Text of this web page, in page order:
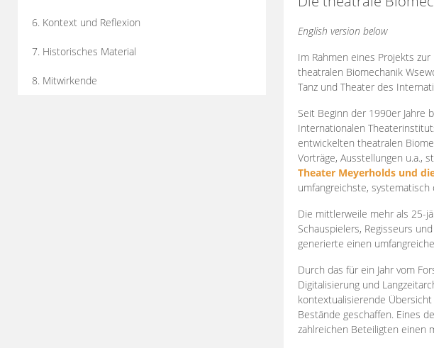
6. Kontext und Reflexion
7. Historisches Material
8. Mitwirkende
English version below
Im Rahmen eines Projekts
theatralen Biomechanik
Tanz und Theater des
Seit Beginn der 1990er
Internationalen
entwickelten theatralen
Vorträge, Ausstellungen u.a.,
Theater Meyerholds und
umfangreichste,
Die mittlerweile mehr als 25-
Schauspielers, Regisseurs
generierte einen
Durch das für ein Jahr vom
Digitalisierung und
kontextualisierende
Bestände geschaffen. Eines
zahlreichen Beteiligten einen